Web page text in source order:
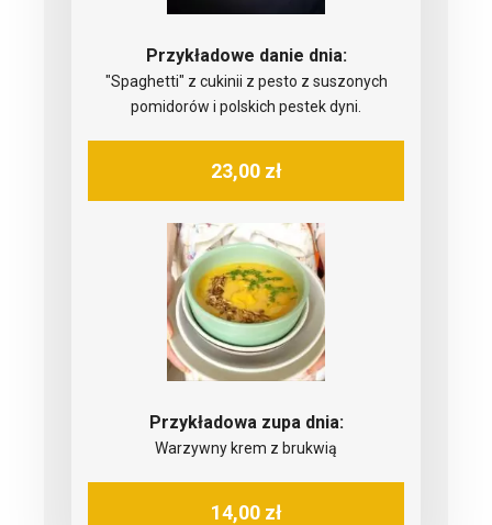
Przykładowe danie dnia:
"Spaghetti" z cukinii z pesto z suszonych
pomidorów i polskich pestek dyni.
23,00 zł
Przykładowa zupa dnia:
Warzywny krem z brukwią
14,00 zł